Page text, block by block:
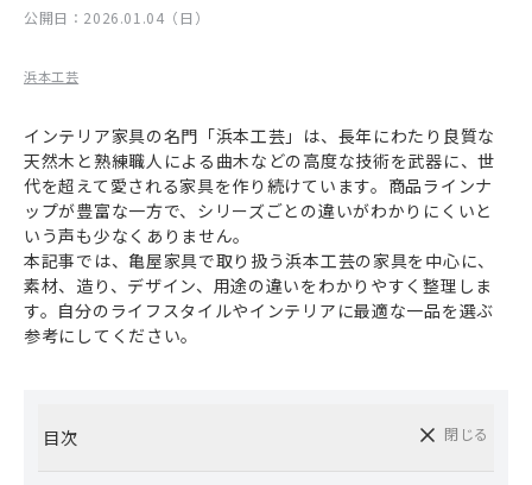
公開日： 2026.01.04（日）
浜本工芸
インテリア家具の名門「浜本工芸」は、長年にわたり良質な
天然木と熟練職人による曲木などの高度な技術を武器に、世
代を超えて愛される家具を作り続けています。商品ラインナ
ップが豊富な一方で、シリーズごとの違いがわかりにくいと
いう声も少なくありません。
本記事では、亀屋家具で取り扱う浜本工芸の家具を中心に、
素材、造り、デザイン、用途の違いをわかりやすく整理しま
す。自分のライフスタイルやインテリアに最適な一品を選ぶ
参考にしてください。
目次 閉じる